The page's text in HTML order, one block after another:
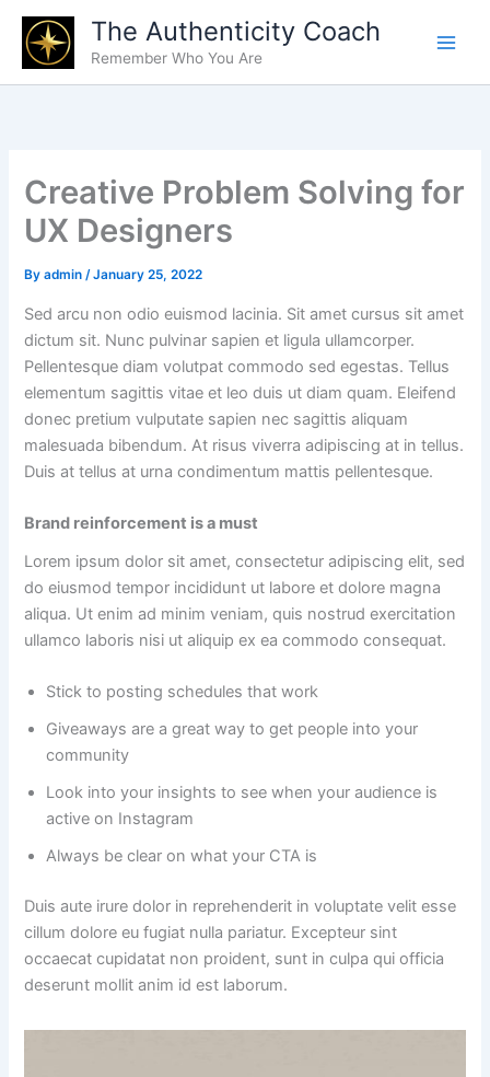
Skip
content
The Authenticity Coach
Remember Who You Are
Creative Problem Solving for
UX Designers
Byadmin/January 25, 2022
Sed arcu non odio euismod lacinia. Sit amet cursus sit amet
dictum sit. Nunc pulvinar sapien et ligula ullamcorper.
Pellentesque diam volutpat commodo sed egestas. Tellus
elementum sagittis vitae et leo duis ut diam quam. Eleifend
donec pretium vulputate sapien nec sagittis aliquam
malesuada bibendum. At risus viverra adipiscing at in tellus.
Duis at tellus at urna condimentum mattis pellentesque.
Brand reinforcement is a must
Lorem ipsum dolor sit amet, consectetur adipiscing elit, sed
do eiusmod tempor incididunt ut labore et dolore magna
aliqua. Ut enim ad minim veniam, quis nostrud exercitation
ullamco laboris nisi ut aliquip ex ea commodo consequat.
Stick to posting schedules that work
Giveaways are a great way to get people into your
community
Look into your insights to see when your audience is
active on Instagram
Always be clear on what your CTA is
Duis aute irure dolor in reprehenderit in voluptate velit esse
cillum dolore eu fugiat nulla pariatur. Excepteur sint
occaecat cupidatat non proident, sunt in culpa qui officia
deserunt mollit anim id est laborum.